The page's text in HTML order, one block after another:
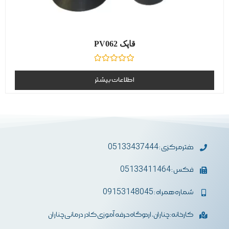
قاپک PV062
0
از
5
اطلاعات بیشتر
دفترمرکزی : 05133437444
فکس : 05133411464
شماره همراه : 09153148045
کارخانه: چناران، اردوگاه حرفه آموزی کادر درمانی چناران